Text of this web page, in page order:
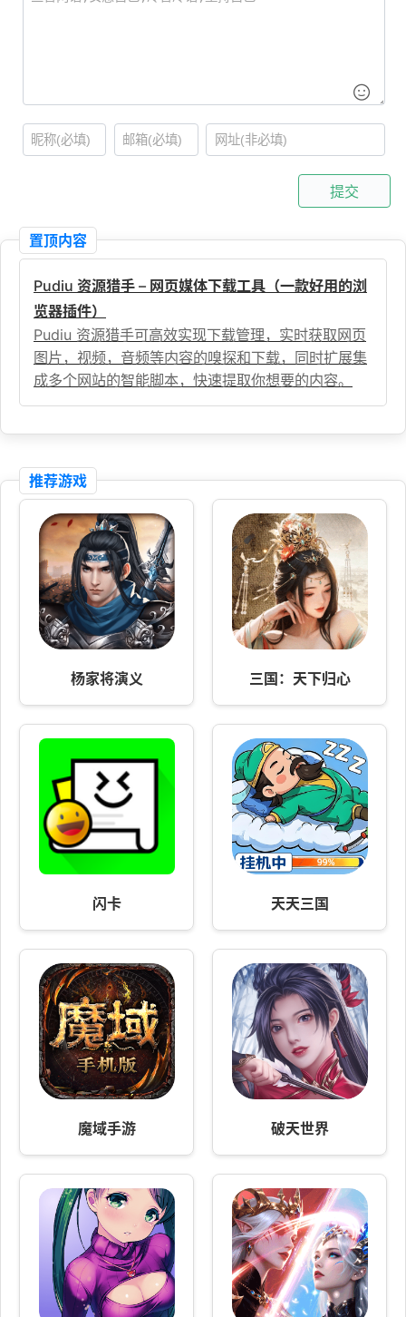
提交
置顶内容
Pudiu 资源猎手 – 网页媒体下载工具（一款好用的浏
览器插件）
Pudiu 资源猎手可高效实现下载管理，实时获取网页
图片，视频，音频等内容的嗅探和下载，同时扩展集
成多个网站的智能脚本，快速提取你想要的内容。
推荐游戏
杨家将演义 三国：天下归心
闪卡 天天三国
魔域手游 破天世界